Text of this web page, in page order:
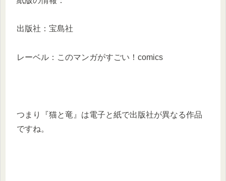
出版社：宝島社
レーベル：このマンガがすごい！comics
つまり『猫と竜』は電子と紙で出版社が異なる作品
ですね。